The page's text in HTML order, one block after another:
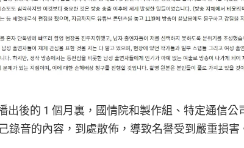
出後的 1 個月裏，國情院和製作組、特定通信公
錄音的內容，到處散佈，導致名譽受到嚴重損害